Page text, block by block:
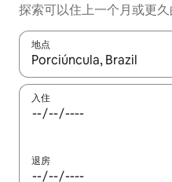
探索可以住上一个月或更久
地点
如有搜索结果，请使用上下
入住
退房